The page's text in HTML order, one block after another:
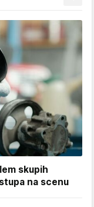
skupih
na scenu